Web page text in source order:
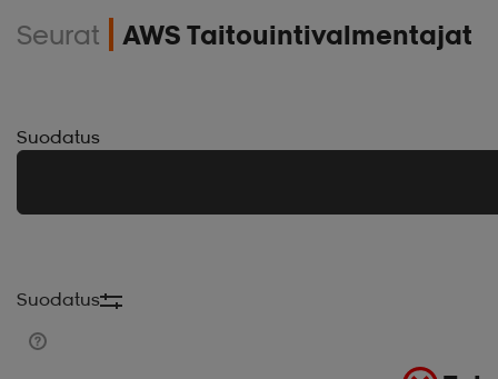
Seurat AWS Taitouintivalmentajat
Suodatus
Suodatus